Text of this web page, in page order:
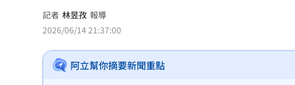
父提前退休母賣戒指！高希均證明這1件事
吳沛憶：面對中傷造謠 陳時中都不出惡言
台玻夫人喪子首發聲 曝2因素揭離世真相
記者 林昱孜 報導
2026/06/14 21:37:00
阿立幫你摘要新聞重點